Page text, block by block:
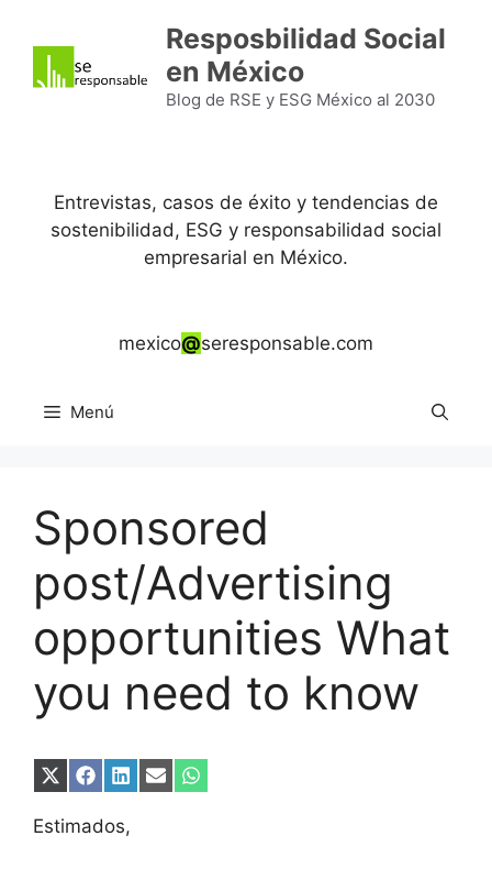
contenido
Resposbilidad Social
en México
Blog de RSE y ESG México al 2030
Entrevistas, casos de éxito y tendencias de
sostenibilidad, ESG y responsabilidad social
empresarial en México.
mexico@seresponsable.com
Menú
Sponsored
post/Advertising
opportunities What
you need to know
Compartir
X
(Twitter)
Compartir
Facebook
Compartir
LinkedIn
Compartir
Compartir
Estimados,